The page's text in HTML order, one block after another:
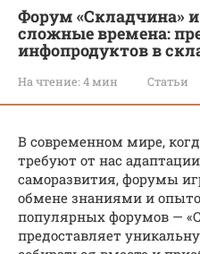
Форум «Складчина»
сложные времена:
инфопродуктов в
На чтение: 4 мин Статьи
В современном мире,
требуют от нас
саморазвития, форумы
обмене знаниями и
популярных форумов —
предоставляет